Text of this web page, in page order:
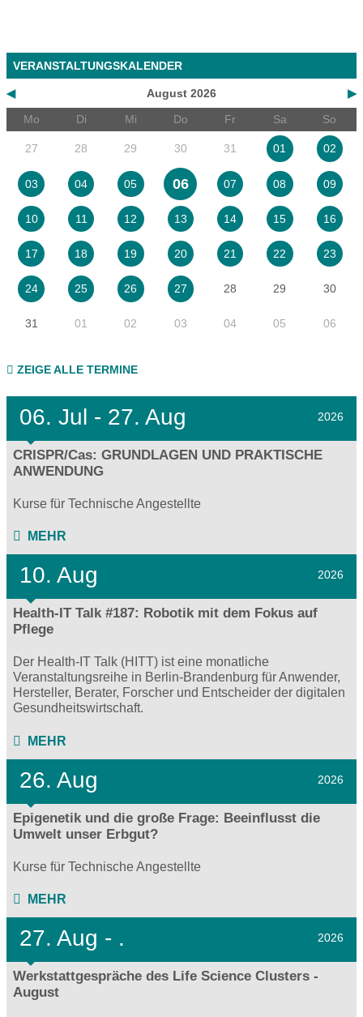
VERANSTALTUNGSKALENDER
◀ ▶
August 2026
Mo
Di Mi Do Fr Sa So
27 28 29 30 31 01 02
03 04 05 06 07 08 09
10 11 12 13 14 15 16
17 18 19 20 21 22 23
24 25 26 27 28 29 30
31 01 02 03 04 05 06
ZEIGE ALLE TERMINE
06. Jul - 27. Aug 2026
CRISPR/Cas: GRUNDLAGEN UND PRAKTISCHE
ANWENDUNG
Kurse für Technische Angestellte
MEHR
10. Aug 2026
Health-IT Talk #187: Robotik mit dem Fokus auf
Pflege
Der Health-IT Talk (HITT) ist eine monatliche
Veranstaltungsreihe in Berlin-Brandenburg für Anwender,
Hersteller, Berater, Forscher und Entscheider der digitalen
Gesundheitswirtschaft.
MEHR
26. Aug 2026
Epigenetik und die große Frage: Beeinflusst die
Umwelt unser Erbgut?
Kurse für Technische Angestellte
MEHR
27. Aug - . 2026
Werkstattgespräche des Life Science Clusters -
August